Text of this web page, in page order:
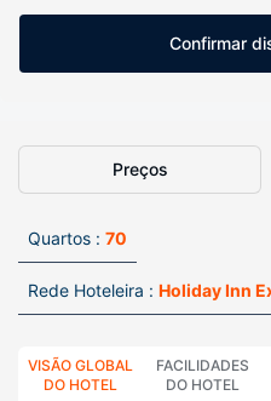
Confirmar
Preços
Quartos : 70
Rede Hoteleira : Holiday Inn
VISÃO GLOBAL
DO HOTEL
FACILIDADES
DO HOTEL